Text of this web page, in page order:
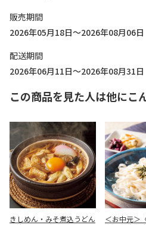
販売期間
2026年05月18日～2026年08月06日
配送期間
2026年06月11日～2026年08月31日
この商品を見た人は他にこ
きしめん・みそ煮込うどん
＜お中元＞